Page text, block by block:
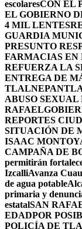
escolaresCON EL
EL GOBIERNO
4 MIL LENTES
GUARDIA
PRESUNTO
FARMACIAS EN
REFUERZA LA
ENTREGA DE
TLALNEPANTLA
ABUSO
RAFAEL
REPORTES
SITUACIÓN DE
ISAAC
CAMPAÑA DE
permitirán
IzcalliAvanza
de agua potable
primaria y
estatalSAN
EDADPOR
POLICÍA DE